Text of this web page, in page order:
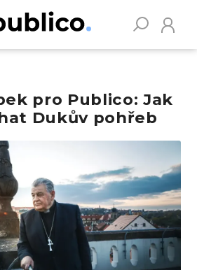
pro Publico: Jak
Dukův pohřeb
Publiku